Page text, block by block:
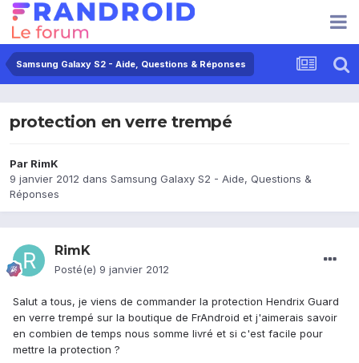
Samsung Galaxy S2 - Aide, Questions & Réponses
protection en verre trempé
Par RimK
9 janvier 2012 dans Samsung Galaxy S2 - Aide, Questions &
Réponses
RimK
Posté(e) 9 janvier 2012
Salut a tous, je viens de commander la protection Hendrix Guard
en verre trempé sur la boutique de FrAndroid et j'aimerais savoir
en combien de temps nous somme livré et si c'est facile pour
mettre la protection ?